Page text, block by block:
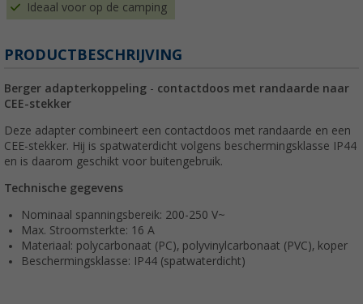
Ideaal voor op de camping
PRODUCTBESCHRIJVING
Berger adapterkoppeling - contactdoos met randaarde naar
CEE-stekker
Deze adapter combineert een contactdoos met randaarde en een
CEE-stekker. Hij is spatwaterdicht volgens beschermingsklasse IP44
en is daarom geschikt voor buitengebruik.
Technische gegevens
Nominaal spanningsbereik: 200-250 V~
Max. Stroomsterkte: 16 A
Materiaal: polycarbonaat (PC), polyvinylcarbonaat (PVC), koper
Beschermingsklasse: IP44 (spatwaterdicht)